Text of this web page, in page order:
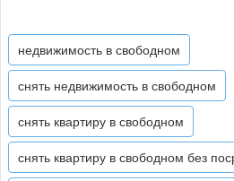
недвижимость в свободном
снять недвижимость в свободном
снять квартиру в свободном
снять квартиру в свободном без